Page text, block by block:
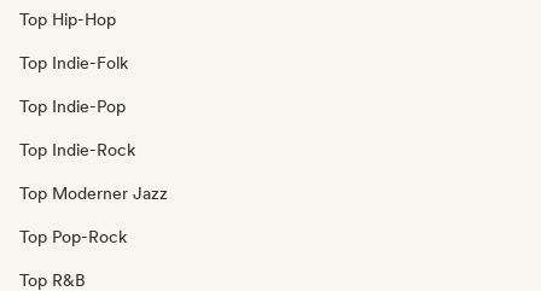
Top Hip-Hop
Top Indie-Folk
Top Indie-Pop
Top Indie-Rock
Top Moderner Jazz
Top Pop-Rock
Top R&B